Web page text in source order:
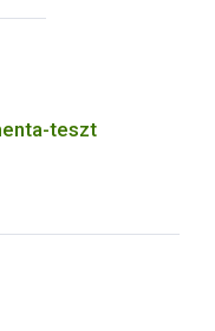
teszt